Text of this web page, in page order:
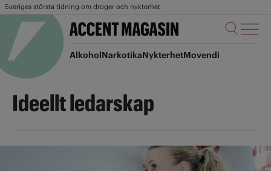
Sveriges största tidning om droger och nykterhet
AlkoholNarkotikaNykterhetMovendi
Ideellt ledarskap